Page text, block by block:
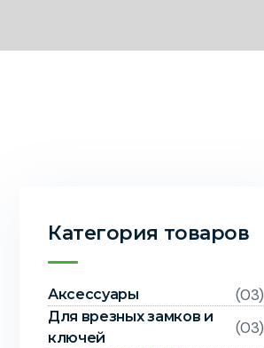
Категория товаров
Аксессуары (03)
Для врезных замков и
ключей
(03)